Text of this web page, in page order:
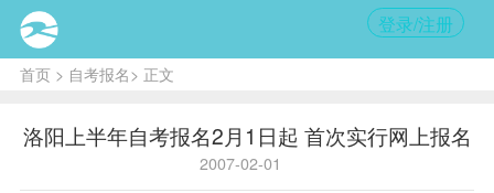
登录/注册
首页> 自考报名> 正文
洛阳上半年自考报名2月1日起 首次实行网上报名
2007-02-01